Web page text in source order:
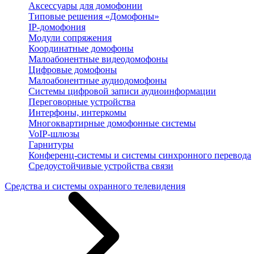
Аксессуары для домофонии
Типовые решения «Домофоны»
IP-домофония
Модули сопряжения
Координатные домофоны
Малоабонентные видеодомофоны
Цифровые домофоны
Малоабонентные аудиодомофоны
Системы цифровой записи аудиоинформации
Переговорные устройства
Интерфоны, интеркомы
Многоквартирные домофонные системы
VoIP-шлюзы
Гарнитуры
Конференц-системы и системы синхронного перевода
Средоустойчивые устройства связи
Средства и системы охранного телевидения